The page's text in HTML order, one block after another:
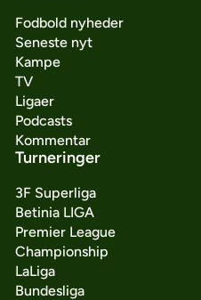
Fodbold nyheder
Seneste nyt
Kampe
TV
Ligaer
Podcasts
Kommentar
Turneringer
3F Superliga
Betinia LIGA
Premier League
Championship
LaLiga
Bundesliga